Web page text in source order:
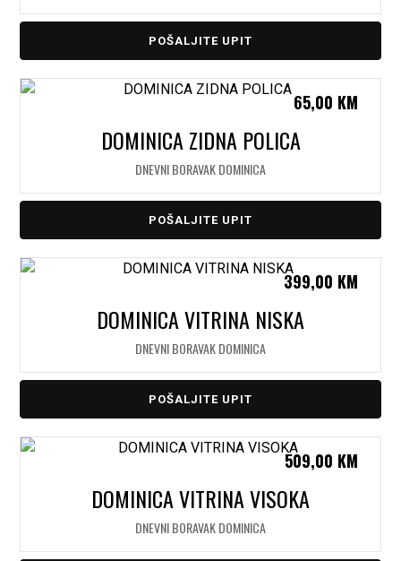
POŠALJITE UPIT
DOMINICA ZIDNA POLICA
DNEVNI BORAVAK DOMINICA
65,00 KM
POŠALJITE UPIT
DOMINICA VITRINA NISKA
DNEVNI BORAVAK DOMINICA
399,00 KM
POŠALJITE UPIT
DOMINICA VITRINA VISOKA
DNEVNI BORAVAK DOMINICA
509,00 KM